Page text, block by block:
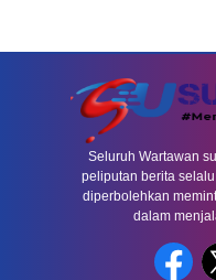
Seluruh Wartawan
peliputan berita
diperbolehkan
dalam